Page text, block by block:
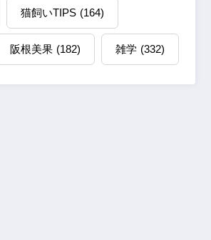
猫飼いTIPS (164)
阪根美果 (182) 雑学 (332)